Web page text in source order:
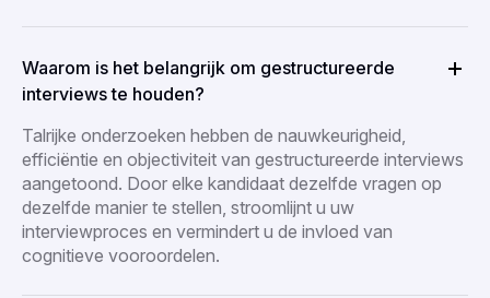
Waarom is het belangrijk om gestructureerde
interviews te houden?
Talrijke onderzoeken hebben de nauwkeurigheid,
efficiëntie en objectiviteit van gestructureerde interviews
aangetoond. Door elke kandidaat dezelfde vragen op
dezelfde manier te stellen, stroomlijnt u uw
interviewproces en vermindert u de invloed van
cognitieve vooroordelen.